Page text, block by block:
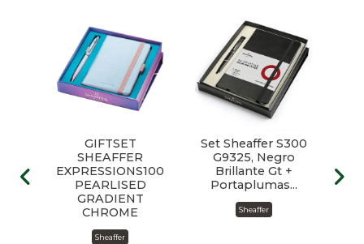
GIFTSET
SHEAFFER
EXPRESSIONS100
PEARLISED
GRADIENT
CHROME
Sheaffer
Set Sheaffer S300
G9325, Negro
Brillante Gt +
Portaplumas...
Sheaffer